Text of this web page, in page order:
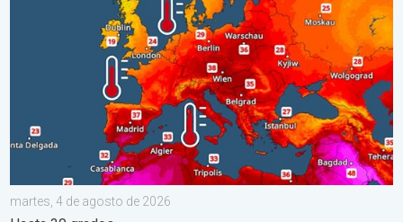
martes, 4 de agosto de 2026